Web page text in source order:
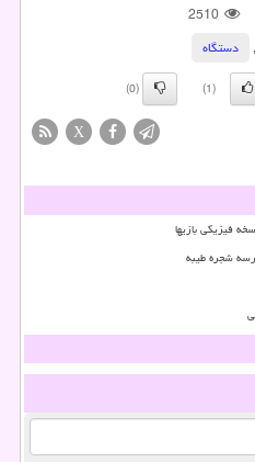
2510
,
دستگاه
(1)
(0)
X
فیزیکی بازیها
شجره طیبه